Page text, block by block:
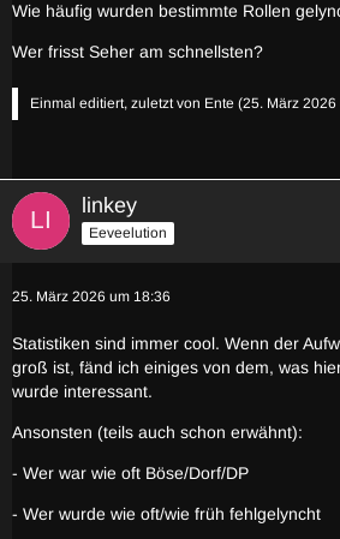
Wie häufig wurden bestimmte Rollen
Wer frisst Seher am schnellsten?
Einmal editiert, zuletzt von Ente (25. März 2026
linkey
Eeveelution
25. März 2026 um 18:36
Statistiken sind immer cool. Wenn der
groß ist, fänd ich einiges von dem, was
wurde interessant.
Ansonsten (teils auch schon erwähnt):
- Wer war wie oft Böse/Dorf/DP
- Wer wurde wie oft/wie früh fehlgelyncht